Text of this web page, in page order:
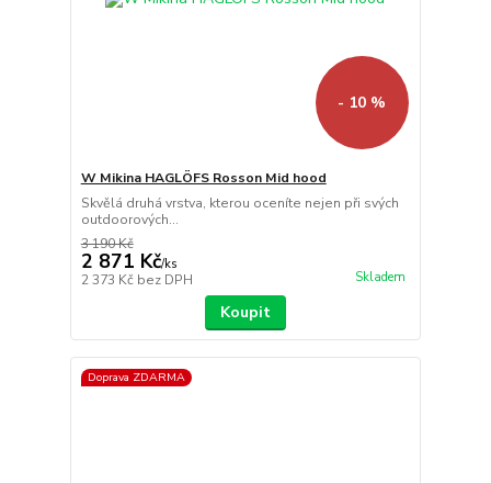
- 10 %
W Mikina HAGLÖFS Rosson Mid hood
Skvělá druhá vrstva, kterou oceníte nejen při svých
outdoorových...
3 190 Kč
2 871 Kč/ks
2 373 Kč bez DPH Skladem
Koupit
Doprava ZDARMA